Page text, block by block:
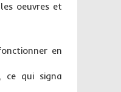
oeuvres et
en
ce qui signa